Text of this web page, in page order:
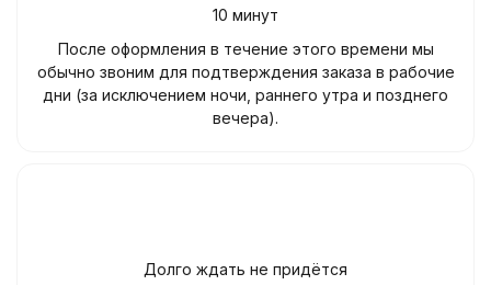
10 минут
После оформления в течение этого времени мы
обычно звоним для подтверждения заказа в рабочие
дни (за исключением ночи, раннего утра и позднего
вечера).
Долго ждать не придётся